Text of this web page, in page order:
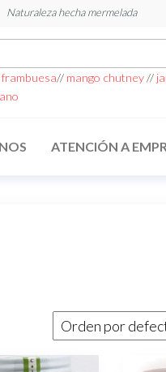
Naturaleza hecha mermelada
frambuesa// mango chutney//
ATENCIÓN A